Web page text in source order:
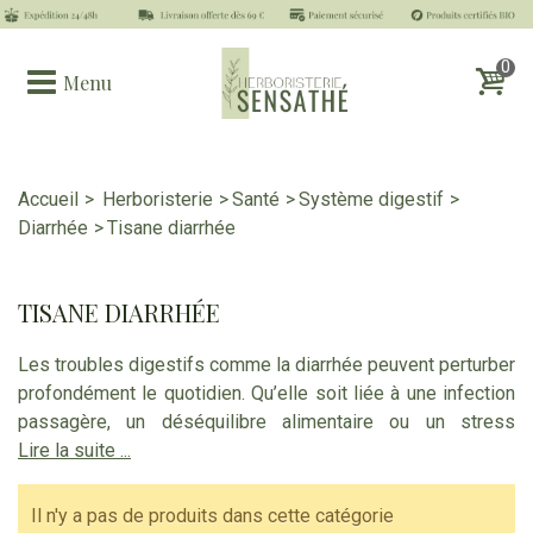
Menu
0
Accueil > Herboristerie >Santé >Système digestif >
Diarrhée >Tisane diarrhée
TISANE DIARRHÉE
Les troubles digestifs comme la diarrhée peuvent perturber
profondément le quotidien. Qu’elle soit liée à une infection
passagère, un déséquilibre alimentaire ou un stress
intestinal, la diarrhée affaiblit l’organisme et déséquilibre le
microbiote. Plutôt que de se tourner vers des traitements
chimiques, de nombreuses personnes privilégient
Lire la suite ...
Il n'y a pas de produits dans cette catégorie